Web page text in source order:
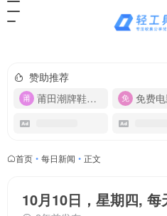
赞助推荐
莆田潮牌鞋服-货源
首页 • 每日新闻 • 正文
10月10日，星期四,